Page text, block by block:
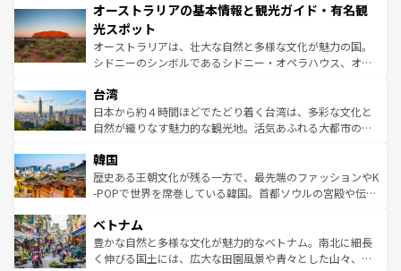
部のニューオーリンズでは、音楽と美食が融合した独特の
文化が魅力。旅行者はアメリカの各地域で異なる魅力を楽
しみながら、その多様性と豊かな歴史を感じることができ
るだろう。車でのロードトリップや列車の旅も、アメリカ
情報は
ワイ島は見逃せない。また、定番の観光地といえばオアフ
島だが、静かな自然を求めるならマウイ島やカウアイ島が
おすすめ。エメラルドグリーンに輝く海をはじめ、豊かな
文化や歴史が息づいている。「アロハスピリット」と呼ば
人々、おいしいローカルフードやハワイアンミュージッ
ク、伝統的なフラダンスなど、すべてがハワイの魅力を彩
っている。訪れるたびに新しい発見と感動が待っているハ
はコンテンツ一覧
オーストラリアの基本情報と観光ガイド・有名観
光スポット
オーストラリアは、壮大な自然と多様な文化が魅力の国。
シドニーのシンボルであるシドニー・オペラハウス、オー
リアリーフや大陸中央部にそびえるウルル（エアーズロッ
ク）、タスマニアの美しい原生林やケアンズの熱帯雨林な
ど、見どころがたくさん。また、カフェやワイン、オージ
いる。アクティビティも充実しており、サーフィンやダイ
ビング、ハイキングなど、アウトドア好きにはたまらな
い。オーストラリアの多彩な魅力を存分に味わいつくそ
参照してほしい。
台湾
日本から約４時間ほどでたどり着く台湾は、多彩な文化と
自然が織りなす魅力的な観光地。活気あふれる大都市の台
ン）、静ひつな山岳地帯である台湾東部など、都市の喧騒
と山間の静けさが共存しており、訪れる人に新しい発見と
驚きをもたらしてくれる。また、奥深い台湾の食文化も魅
容にもいいと評判のスイーツなど、バラエティ豊かな料理
が味わえる。 なお、新着の台湾情報は コンテンツ一覧を参
照してほしい。
韓国
歴史ある王朝文化が残る一方で、最先端のファッションやK
-POPで世界を席巻している韓国。首都ソウルの宮殿や伝統
き、地方に足を延ばせば四季折々の自然美を楽しむことが
できる。そして、キムチや焼肉、絶品のストリートフード
まで、さまざまな韓国料理が待っている。夜には、韓国な
ベトナム
豊かな自然と多様な文化が魅力的なベトナム。南北に細長
く伸びる国土には、広大な田園風景や青々とした山々、世